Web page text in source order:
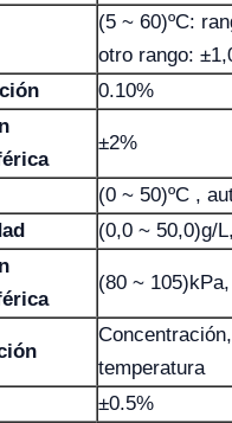
(5 ~ 60)ºC:
otro rango:
0.10%
±2%
(0 ~ 50)ºC ,
(0,0 ~ 50,0)g/
(80 ~
temperatura
±0.5%